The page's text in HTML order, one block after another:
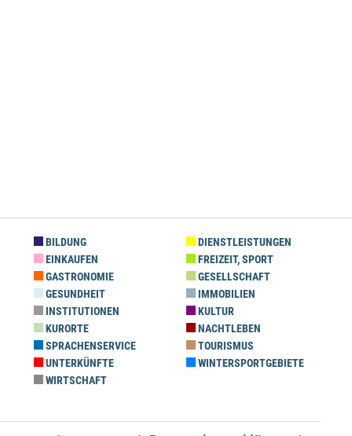
BILDUNG
DIENSTLEISTUNGEN
EINKAUFEN
FREIZEIT, SPORT
GASTRONOMIE
GESELLSCHAFT
GESUNDHEIT
IMMOBILIEN
INSTITUTIONEN
KULTUR
KURORTE
NACHTLEBEN
SPRACHENSERVICE
TOURISMUS
UNTERKÜNFTE
WINTERSPORTGEBIETE
WIRTSCHAFT